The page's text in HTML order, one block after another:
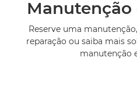
Manutenção
Reserve uma
reparação ou saiba mais
manutenção